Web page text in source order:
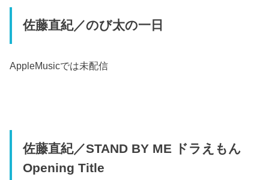
佐藤直紀／のび太の一日
AppleMusicでは未配信
佐藤直紀／STAND BY ME ドラえもん
Opening Title